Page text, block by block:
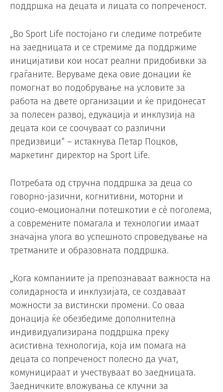
поддршка на децата и лицата со попреченост.
„Во Sport Life постојано ги следиме потребите
на заедницата и се стремиме да поддржиме
иницијативи кои носат реални придобивки за
граѓаните. Веруваме дека овие донации ќе
помогнат во подобрување на условите за
работа на двете организации и ќе придонесат
за полесен развој, едукација и инклузија на
децата кои се соочуваат со различни
предизвици“ – истакнува Петар Поцков,
маркетинг директор на Sport Life.
Потребата од стручна поддршка за деца со
говорно-јазични, когнитивни, моторни и
социо-емоционални потешкотии е сѐ поголема,
а современите помагала и технологии имаат
значајна улога во успешното спроведување на
третманите и образовната поддршка.
„Кога компаниите ја препознаваат важноста на
солидарноста и инклузијата, се создаваат
можности за вистински промени. Со оваа
донација ќе обезбедиме дополнителна
индивидуализирана поддршка преку
асистивна технологија, која им помага на
децата со попреченост полесно да учат,
комуницираат и учествуваат во заедницата.
Заедничките вложувања се клучни за